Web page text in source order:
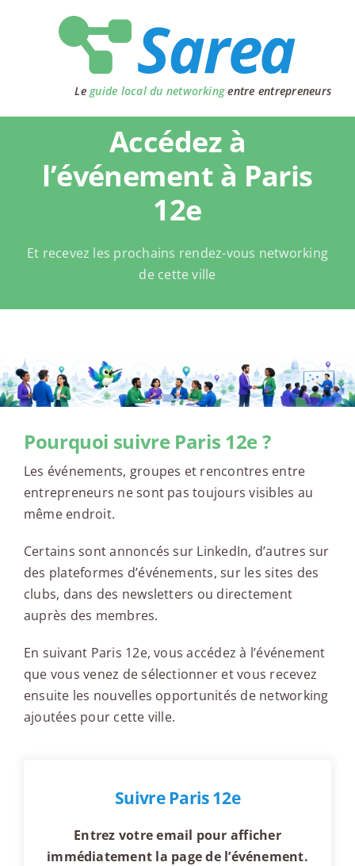
Le guide local du networkingentre entrepreneurs
Accédez à
l’événement à Paris
12e
Et recevez les prochains rendez-vous networking
de cette ville
Pourquoi suivre Paris 12e ?
Les événements, groupes et rencontres entre
entrepreneurs ne sont pas toujours visibles au
même endroit.
Certains sont annoncés sur LinkedIn, d’autres sur
des plateformes d’événements, sur les sites des
clubs, dans des newsletters ou directement
auprès des membres.
En suivant Paris 12e, vous accédez à l’événement
que vous venez de sélectionner et vous recevez
ensuite les nouvelles opportunités de networking
ajoutées pour cette ville.
Suivre Paris 12e
Entrez votre email pour afficher
immédiatement la page de l’événement.